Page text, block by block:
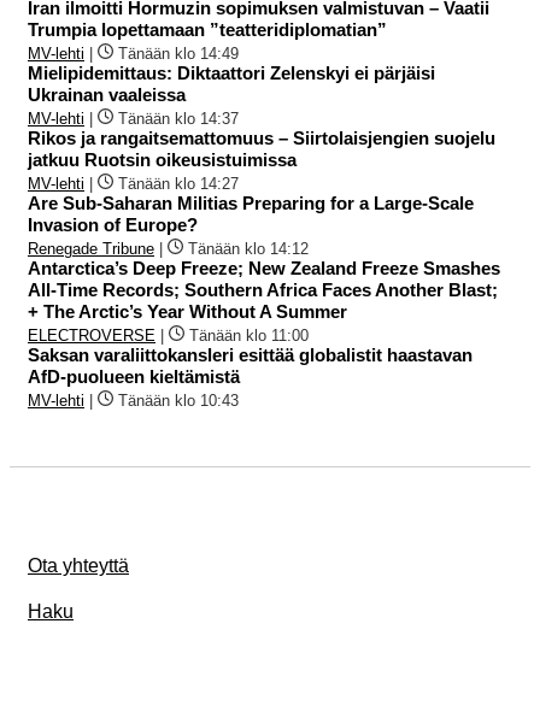
Iran ilmoitti Hormuzin sopimuksen valmistuvan – Vaatii
Trumpia lopettamaan ”teatteridiplomatian”
MV-lehti | Tänään klo 14:49
Mielipidemittaus: Diktaattori Zelenskyi ei pärjäisi
Ukrainan vaaleissa
MV-lehti | Tänään klo 14:37
Rikos ja rangaitsemattomuus – Siirtolaisjengien suojelu
jatkuu Ruotsin oikeusistuimissa
MV-lehti | Tänään klo 14:27
Are Sub-Saharan Militias Preparing for a Large-Scale
Invasion of Europe?
Renegade Tribune | Tänään klo 14:12
Antarctica’s Deep Freeze; New Zealand Freeze Smashes
All-Time Records; Southern Africa Faces Another Blast;
+ The Arctic’s Year Without A Summer
ELECTROVERSE | Tänään klo 11:00
Saksan varaliittokansleri esittää globalistit haastavan
AfD-puolueen kieltämistä
MV-lehti | Tänään klo 10:43
Ota yhteyttä
Haku